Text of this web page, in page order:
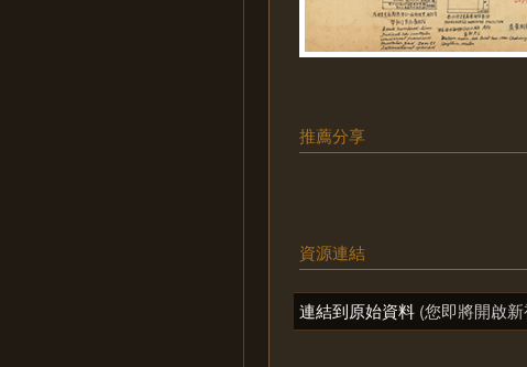
推薦分享
資源連結
連結到原始資料 (您即將開啟